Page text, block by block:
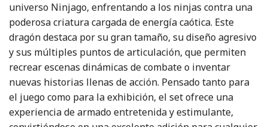
universo Ninjago, enfrentando a los ninjas contra una
poderosa criatura cargada de energía caótica. Este
dragón destaca por su gran tamaño, su diseño agresivo
y sus múltiples puntos de articulación, que permiten
recrear escenas dinámicas de combate o inventar
nuevas historias llenas de acción. Pensado tanto para
el juego como para la exhibición, el set ofrece una
experiencia de armado entretenida y estimulante,